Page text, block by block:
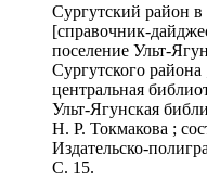
Сургутский район в
[справочник-
поселение Ульт-
Сургутского
центральная
Ульт-Ягунская
Н. Р. Токмакова ;
Издательско-
С. 15.